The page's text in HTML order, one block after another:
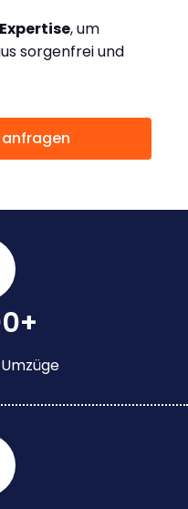
, um
sorgenfrei und